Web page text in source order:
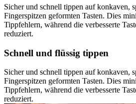
Sicher und schnell tippen auf konkaven,
Fingerspitzen geformten Tasten. Dies
Tippfehlern, während die verbesserte
reduziert.
Schnell und flüssig tippen
Sicher und schnell tippen auf konkaven,
Fingerspitzen geformten Tasten. Dies
Tippfehlern, während die verbesserte
reduziert.